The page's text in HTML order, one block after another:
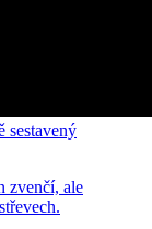
sestavený
zvenčí, ale